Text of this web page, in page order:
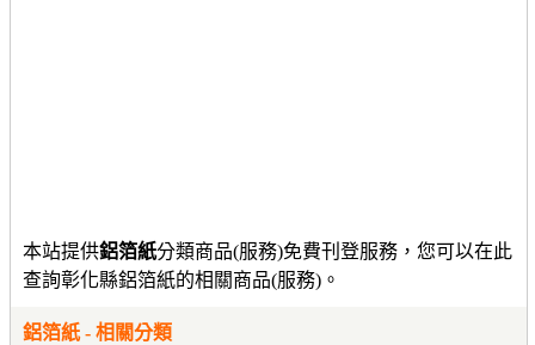
本站提供鋁箔紙分類商品(服務)免費刊登服務，您可以在此
查詢彰化縣鋁箔紙的相關商品(服務)。
鋁箔紙 - 相關分類